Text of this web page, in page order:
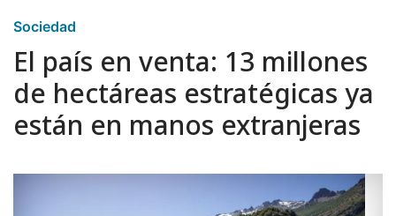
Sociedad
El país en venta: 13 millones
de hectáreas estratégicas ya
están en manos extranjeras